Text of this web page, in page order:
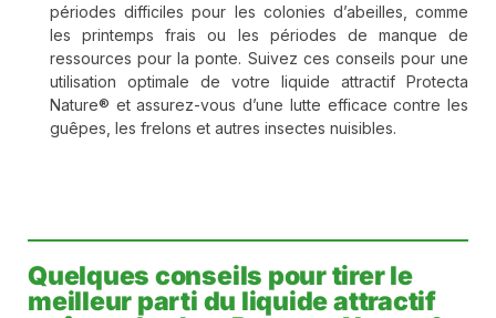
périodes difficiles pour les colonies d’abeilles, comme
les printemps frais ou les périodes de manque de
ressources pour la ponte. Suivez ces conseils pour une
utilisation optimale de votre liquide attractif Protecta
Nature® et assurez-vous d’une lutte efficace contre les
guêpes, les frelons et autres insectes nuisibles.
Quelques conseils pour tirer le
meilleur parti du liquide attractif